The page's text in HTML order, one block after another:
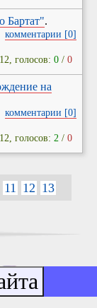
Бартат".
комментарии [0]
голосов:0 /0
на
комментарии [0]
голосов: 2 /0
11 12 13